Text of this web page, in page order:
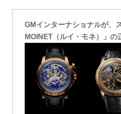
GMインターナショナルが、
MOINET（ルイ・モネ）」の